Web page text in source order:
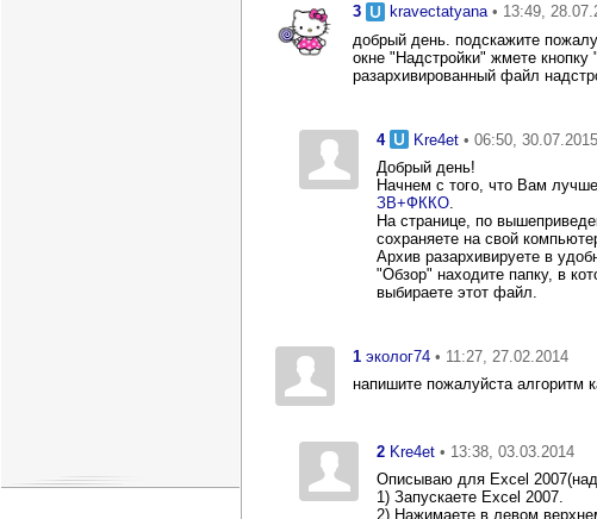
3 kravectatyana • 13:49,
добрый день. подскажите
окне "Надстройки" жмете
разархивированный файл
4 Kre4et • 06:50, 30.07.2015
Добрый день!
Начнем с того, что Вам
ЗВ+ФККО.
На странице, по
сохраняете на свой
Архив разархивируете в
"Обзор" находите папку, в
выбираете этот файл.
1 эколог74 • 11:27, 27.02.2014
напишите пожалуйста алгоритм
2 Kre4et • 13:38, 03.03.2014
Описываю для Excel
1) Запускаете Excel 2007.
2) Нажимаете в левом